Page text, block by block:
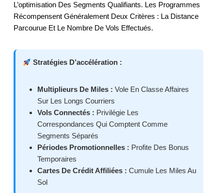
L’optimisation Des Segments Qualifiants. Les Programmes
Récompensent Généralement Deux Critères : La Distance
Parcourue Et Le Nombre De Vols Effectués.
Stratégies D’accélération :
Multiplieurs De Miles : Vole En Classe Affaires
Sur Les Longs Courriers
Vols Connectés : Privilégie Les
Correspondances Qui Comptent Comme
Segments Séparés
Périodes Promotionnelles : Profite Des Bonus
Temporaires
Cartes De Crédit Affiliées : Cumule Les Miles Au
Sol